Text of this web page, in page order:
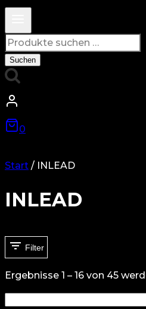
Suchen
nach:
Suchen
0
Start / INLEAD
INLEAD
Filter
Ergebnisse 1 – 16 von 45